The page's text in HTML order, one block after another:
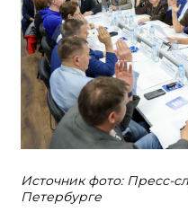
Источник фото: Пресс-
Петербурге